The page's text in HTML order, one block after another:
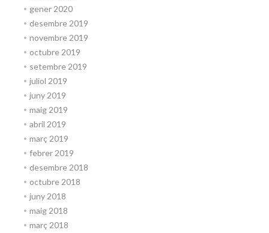
gener 2020
desembre 2019
novembre 2019
octubre 2019
setembre 2019
juliol 2019
juny 2019
maig 2019
abril 2019
març 2019
febrer 2019
desembre 2018
octubre 2018
juny 2018
maig 2018
març 2018